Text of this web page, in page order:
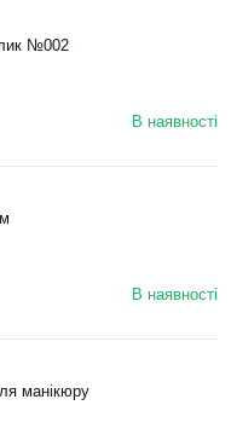
№002
В наявності
В наявності
манікюру